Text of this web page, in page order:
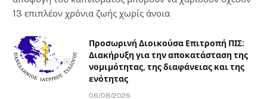
13 επιπλέον χρόνια ζωής χωρίς άνοια
Προσωρινή Διοικούσα Επιτροπή ΠΙΣ:
Διακήρυξη για την αποκατάσταση της
νομιμότητας, της διαφάνειας και της
ενότητας
06/08/2026